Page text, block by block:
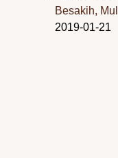
Besakih,
2019-01-21